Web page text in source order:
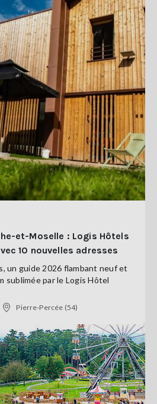
et-Moselle : Logis Hôtels
10 nouvelles adresses
un guide 2026 flambant neuf et
sublimée par le Logis Hôtel
Pierre-Percée (54)